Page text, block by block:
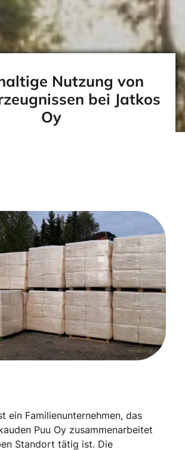
Nutzung von
bei Jatkos
Oy
ein Familienunternehmen, das
Puu Oy zusammenarbeitet
Standort tätig ist. Die